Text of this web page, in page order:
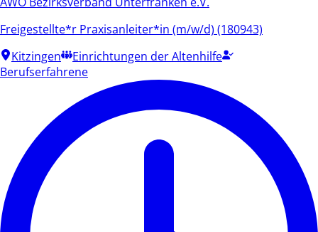
Freigestellte*r Praxisanleiter*in (m/w/d) (180943)
Kitzingen
Einrichtungen der Altenhilfe
Berufserfahrene